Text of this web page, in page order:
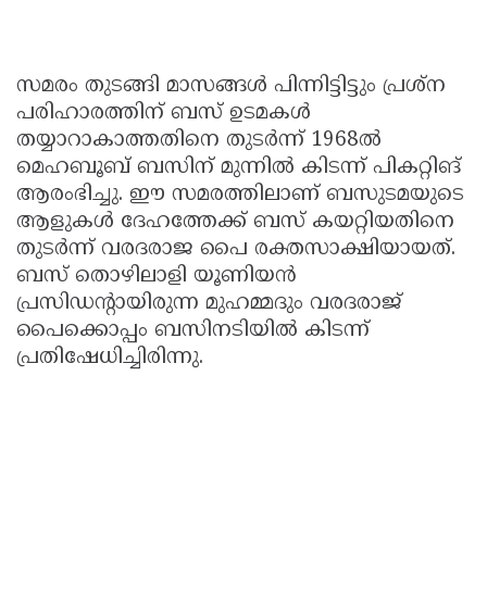
സമരം തുടങ്ങി മാസങ്ങൾ പിന്നിട്ടിട്ടും പ്രശ്ന
പരിഹാരത്തിന് ബസ് ഉടമകൾ
തയ്യാറാകാത്തതിനെ തുടർന്ന്‌ 1968ൽ
മെഹബൂബ്‌ ബസിന് മുന്നിൽ കിടന്ന് പികറ്റിങ്‌
ആരംഭിച്ചു. ഈ സമരത്തിലാണ്‌ ബസുടമയുടെ
ആളുകൾ ദേഹത്തേക്ക് ബസ് കയറ്റിയതിനെ
തുടർന്ന് വരദരാജ പൈ രക്തസാക്ഷിയായത്.
ബസ്‌ തൊഴിലാളി യൂണിയൻ
പ്രസിഡന്റായിരുന്ന മുഹമ്മദും വരദരാജ്
പൈക്കൊപ്പം ബസിനടിയിൽ കിടന്ന്‌
പ്രതിഷേധിച്ചിരിന്നു.